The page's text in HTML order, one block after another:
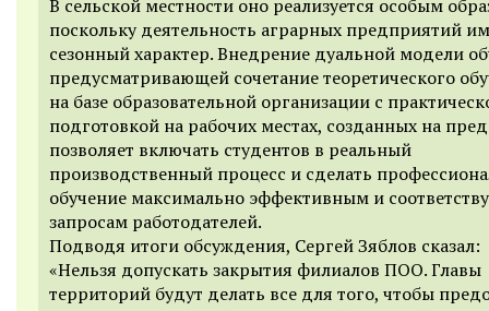
В сельской местности оно реализуется особым
поскольку деятельность аграрных предприятий
сезонный характер. Внедрение дуальной модели
предусматривающей сочетание теоретического
на базе образовательной организации с
подготовкой на рабочих местах, созданных на
позволяет включать студентов в реальный
производственный процесс и сделать
обучение максимально эффективным и
запросам работодателей.
Подводя итоги обсуждения, Сергей Зяблов сказал:
«Нельзя допускать закрытия филиалов ПОО. Главы
территорий будут делать все для того, чтобы